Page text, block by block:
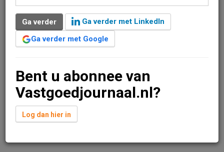
Ga verder
Ga verder met LinkedIn
Ga verder met Google
Bent u abonnee van
Vastgoedjournaal.nl?
Log dan hier in